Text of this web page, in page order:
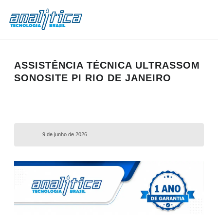
ASSISTÊNCIA TÉCNICA ULTRASSOM
SONOSITE PI RIO DE JANEIRO
9 de junho de 2026